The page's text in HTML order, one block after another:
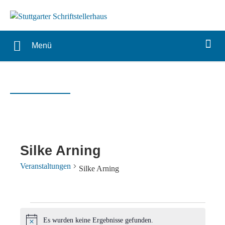
Menü
Silke Arning
Veranstaltungen Silke Arning
Veranstaltungen
Es wurden keine Ergebnisse gefunden.